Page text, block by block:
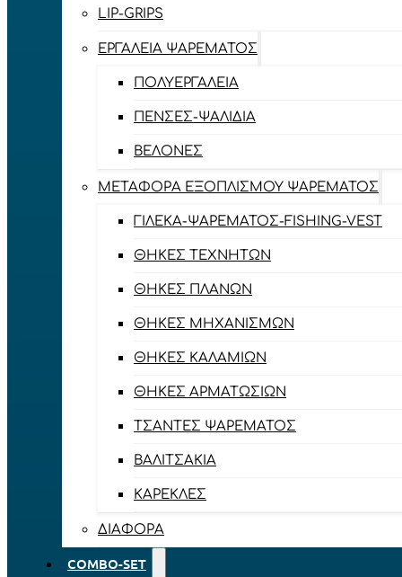
LIP-GRIPS
EΡΓΑΛΕΊΑ ΨΑΡΈΜΑΤΟΣ
ΠΟΛΥΕΡΓΑΛΕΊΑ
ΠΈΝΣΕΣ-ΨΑΛΊΔΙΑ
ΒΕΛΌΝΕΣ
ΜΕΤΑΦΟΡΆ ΕΞΟΠΛΙΣΜΟΎ ΨΑΡΈΜΑΤΟΣ
ΓΙΛΈΚΑ-ΨΑΡΈΜΑΤΟΣ-FISHING-VEST
ΘΉΚΕΣ ΤΕΧΝΗΤΏΝ
ΘΉΚΕΣ ΠΛΆΝΩΝ
ΘΉΚΕΣ ΜΗΧΑΝΙΣΜΏΝ
ΘΉΚΕΣ ΚΑΛΑΜΙΏΝ
ΘΉΚΕΣ ΑΡΜΑΤΩΣΙΏΝ
ΤΣΆΝΤΕΣ ΨΑΡΈΜΑΤΟΣ
ΒΑΛΙΤΣΆΚΙΑ
ΚΑΡΈΚΛΕΣ
ΔΙΆΦΟΡΑ
COMBO-SET